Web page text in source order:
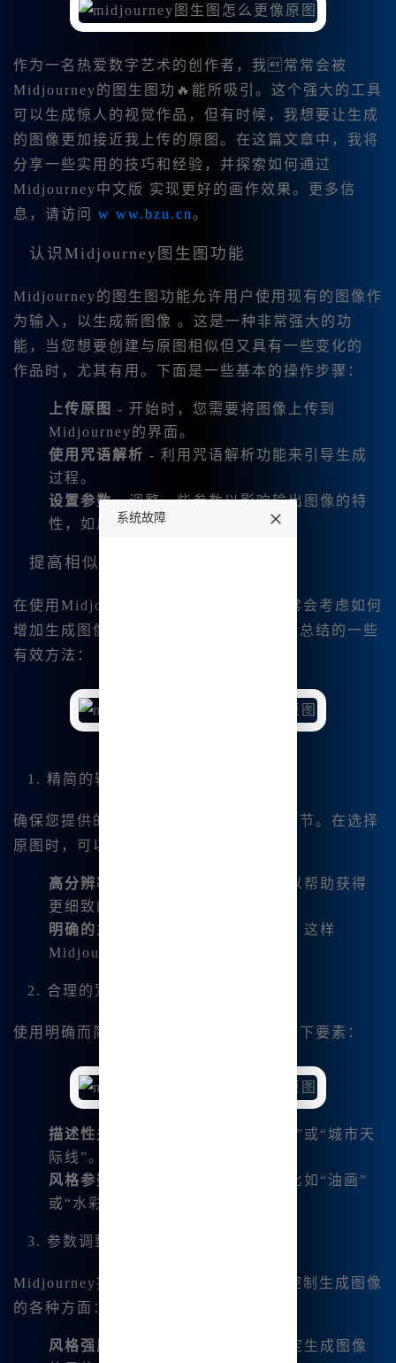
作为一名热爱数字艺术的创作者，我常常会被
Midjourney的图生图功🔥能所吸引。这个强大的工具
可以生成惊人的视觉作品，但有时候，我想要让生成
的图像更加接近我上传的原图。在这篇文章中，我将
分享一些实用的技巧和经验，并探索如何通过
Midjourney中文版 实现更好的画作效果。更多信
息，请访问 w ww.bzu.cn。
认识Midjourney图生图功能
Midjourney的图生图功能允许用户使用现有的图像作
为输入，以生成新图像 。这是一种非常强大的功
能，当您想要创建与原图相似但又具有一些变化的
作品时，尤其有用。下面是一些基本的操作步骤：
上传原图 - 开始时，您需要将图像上传到
Midjourney的界面。
使用咒语解析 - 利用咒语解析功能来引导生成
过程。
设置参数- 调整一些参数以影响输出图像的特
性，如风格、细节和颜色。
提高相似性的技巧
在使用Midjourney的图生图功能时，常常会考虑如何
增加生成图像与原图的相似度。以下是我总结的一些
有效方法：
1. 精简的输入
确保您提供的原图清晰，并具有良好的细节。在选择
原图时，可以选择：
高分辨率图像
- 更高的像素密度可以帮助获得
更细致的结果。
明确的主题
- 图像中的主体要突出，这样
Midjourney可以更好地识别。
2. 合理的咒语
使用明确而简洁的咒语。咒语可以包含以下要素：
描述性关键词
- 例如，“清晨的森林”或“城市天
际线”。
风格参数
- 添加具体的风格描述，比如“油画”
或“水彩”。
3. 参数调整
Midjourney提供了一些调整参数，可以控制生成图像
的各种方面：
风格强度
- 通过调整风格强度来决定生成图像
系统故障